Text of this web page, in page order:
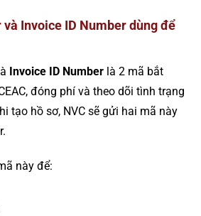
và Invoice ID Number dùng để
Invoice ID Number là 2 mã bắt
đóng phí và theo dõi tình trạng
tạo hồ sơ, NVC sẽ gửi hai mã này
này để: